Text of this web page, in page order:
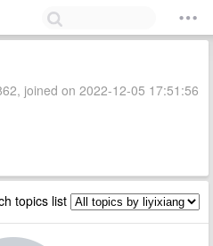
joined on 2022-12-05 17:51:56
topics list